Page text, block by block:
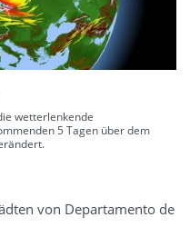
wetterlenkende
5 Tagen über dem
von Departamento de